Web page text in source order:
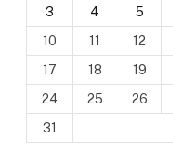
3
4 5
10
11 12
17
18 19
24
25 26
31